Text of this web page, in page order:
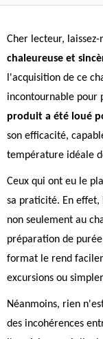
Cher lecteur,
chaleureuse et
l'acquisition de ce
incontournable pour
produit a été loué
son efficacité,
température idéale
Ceux qui ont eu le
sa praticité. En
non seulement au
préparation de
format le rend
excursions ou
Néanmoins, rien
des incohérences